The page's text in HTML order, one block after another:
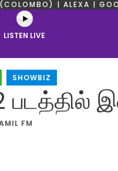
| ALEXA |
LISTEN LIVE
SHOWBIZ
படத்தில்
FM